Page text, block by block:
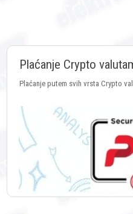
Plaćanje Crypto
Plaćanje putem svih vrsta Crypto